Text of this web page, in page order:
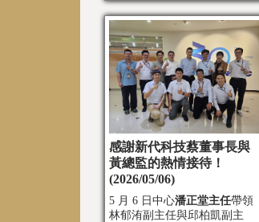
感謝新代科技蔡董事長與
黃總監的熱情接待！
(2026/05/06)
5 月 6 日中心潘正堂主任帶領
林郁洧副主任與邱柏凱副主